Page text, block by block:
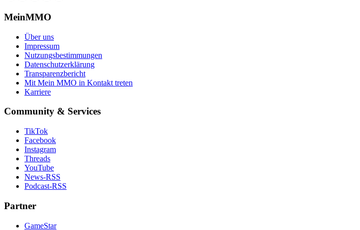
MeinMMO
Über uns
Impressum
Nutzungsbestimmungen
Datenschutzerklärung
Transparenzbericht
Mit Mein MMO in Kontakt treten
Karriere
Community & Services
TikTok
Facebook
Instagram
Threads
YouTube
News-RSS
Podcast-RSS
Partner
GameStar